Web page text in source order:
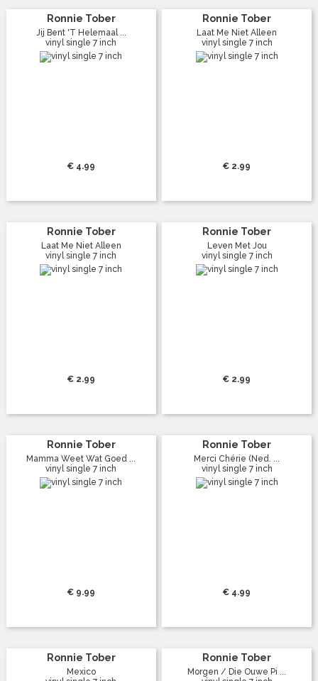
Ronnie Tober
Jij Bent 'T Helemaal ...
vinyl single 7 inch
€ 4.99
Ronnie Tober
Laat Me Niet Alleen
vinyl single 7 inch
€ 2.99
Ronnie Tober
Laat Me Niet Alleen
vinyl single 7 inch
€ 2.99
Ronnie Tober
Leven Met Jou
vinyl single 7 inch
€ 2.99
Ronnie Tober
Mamma Weet Wat Goed ...
vinyl single 7 inch
€ 9.99
Ronnie Tober
Merci Chérie (Ned. ...
vinyl single 7 inch
€ 4.99
Ronnie Tober
Mexico
Ronnie Tober
Morgen / Die Ouwe Pi ...